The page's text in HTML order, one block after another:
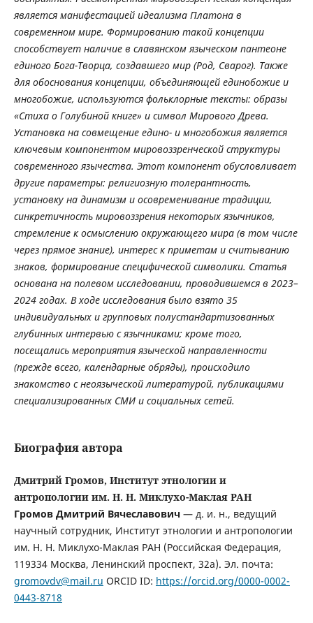
является манифестацией идеализма Платона в
современном мире. Формированию такой концепции
способствует наличие в славянском языческом пантеоне
единого Бога-Творца, создавшего мир (Род, Сварог). Также
для обоснования концепции, объединяющей единобожие и
многобожие, используются фольклорные тексты: образы
«Стиха о Голубиной книге» и символ Мирового Древа.
Установка на совмещение едино- и многобожия является
ключевым компонентом мировоззренческой структуры
современного язычества. Этот компонент обусловливает
другие параметры: религиозную толерантность,
установку на динамизм и осовременивание традиции,
синкретичность мировоззрения некоторых язычников,
стремление к осмыслению окружающего мира (в том числе
через прямое знание), интерес к приметам и считыванию
знаков, формирование специфической символики. Статья
основана на полевом исследовании, проводившемся в 2023–
2024 годах. В ходе исследования было взято 35
индивидуальных и групповых полустандартизованных
глубинных интервью с язычниками; кроме того,
посещались мероприятия языческой направленности
(прежде всего, календарные обряды), происходило
знакомство с неоязыческой литературой, публикациями
специализированных СМИ и социальных сетей.
Биография автора
Дмитрий Громов, Институт этнологии и
антропологии им. Н. Н. Миклухо-Маклая РАН
Громов Дмитрий Вячеславович — д. и. н., ведущий
научный сотрудник, Институт этнологии и антропологии
им. Н. Н. Миклухо-Маклая РАН (Российская Федерация,
119334 Москва, Ленинский проспект, 32а). Эл. почта:
gromovdv@mail.ru ORCID ID: https://orcid.org/0000-0002-
0443-8718